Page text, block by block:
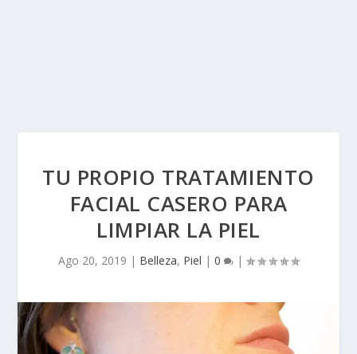
TU PROPIO TRATAMIENTO
FACIAL CASERO PARA
LIMPIAR LA PIEL
Ago 20, 2019 | Belleza, Piel | 0 |